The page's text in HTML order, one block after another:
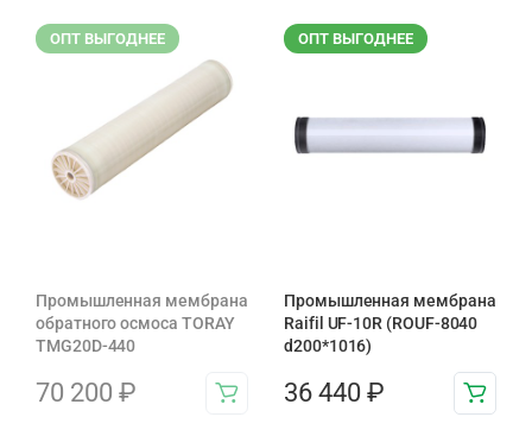
ОПТ ВЫГОДНЕЕ
Промышленная мембрана
обратного осмоса TORAY
TMG20D-440
70 200 ₽
ОПТ ВЫГОДНЕЕ
Промышленная мембрана
Raifil UF-10R (ROUF-8040
d200*1016)
36 440 ₽